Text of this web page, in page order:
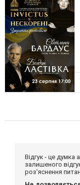
Відгук - це
залишеного
роз'яснення